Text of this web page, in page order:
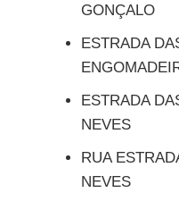
GONÇALO
ESTRADA
ESTRADA
NEVES
RUA
NEVES